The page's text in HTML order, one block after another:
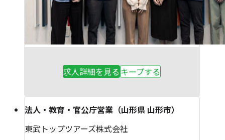
求人詳細を見る キープする
法人・教育・官公庁営業（山形県 山形市）
東武トップツアーズ株式会社